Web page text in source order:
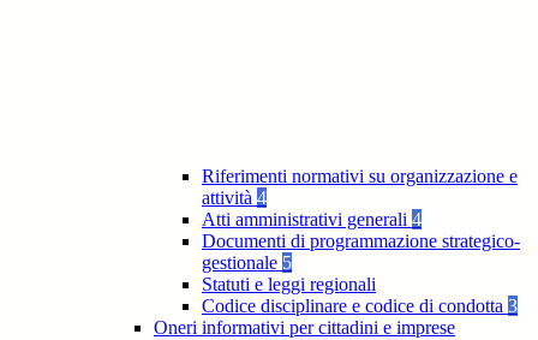
Riferimenti normativi su organizzazione e
attività 4
Atti amministrativi generali 4
Documenti di programmazione strategico-
gestionale 5
Statuti e leggi regionali
Codice disciplinare e codice di condotta 3
Oneri informativi per cittadini e imprese